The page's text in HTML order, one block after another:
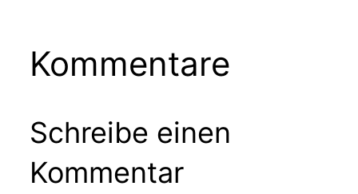
Kommentare
Schreibe einen
Kommentar